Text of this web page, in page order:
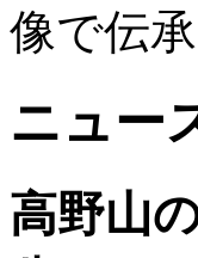
像で伝
ニュー
高野山